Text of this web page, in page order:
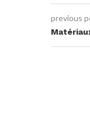
previous